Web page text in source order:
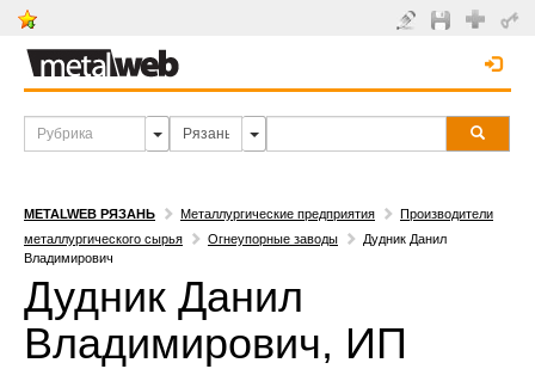
METALWEB РЯЗАНЬ Металлургические предприятия
Производители
металлургического сырья
Огнеупорные заводы
Дудник Данил
Владимирович
Дудник Данил
Владимирович, ИП